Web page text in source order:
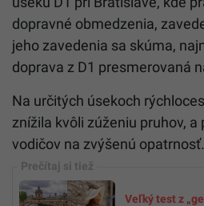
Fungovať by mal až po
dopravy
Momentálne nie je úsekové
úseku D1 pri Bratislave, kde